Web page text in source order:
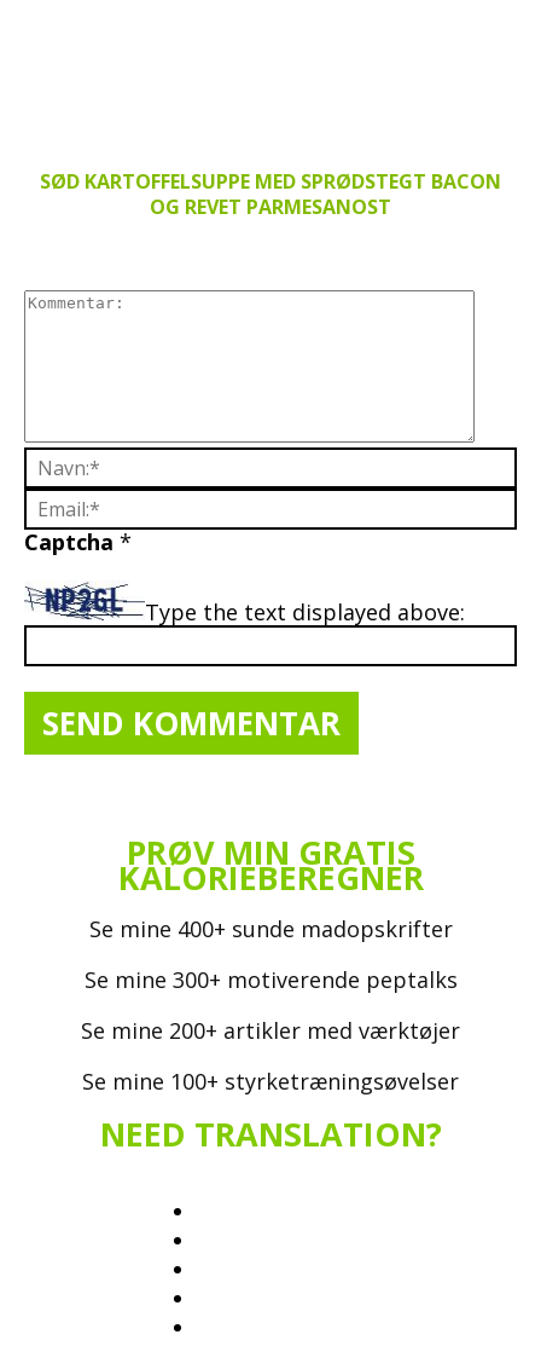
SØD KARTOFFELSUPPE MED SPRØDSTEGT BACON
OG REVET PARMESANOST
Captcha *
Type the text displayed above:
PRØV MIN GRATIS
KALORIEBEREGNER
Se mine 400+ sunde madopskrifter
Se mine 300+ motiverende peptalks
Se mine 200+ artikler med værktøjer
Se mine 100+ styrketræningsøvelser
NEED TRANSLATION?